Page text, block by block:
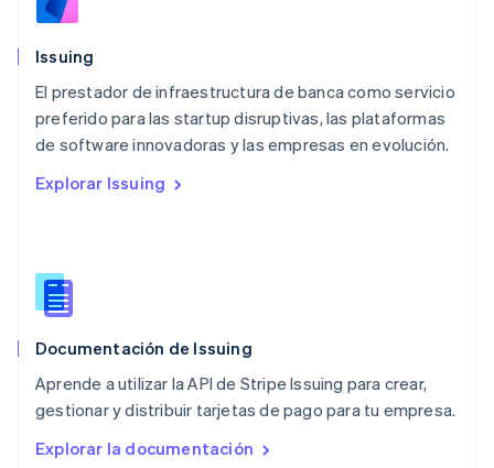
Issuing
El prestador de infraestructura de banca como servicio
preferido para las startup disruptivas, las plataformas
de software innovadoras y las empresas en evolución.
Explorar Issuing
Documentación de Issuing
Aprende a utilizar la API de Stripe Issuing para crear,
gestionar y distribuir tarjetas de pago para tu empresa.
Explorar la documentación
Español
English
Nueva Zelanda
English
Nederlands English
Português
RAE de Hong Kong, China
Reino Unido
República Checa
English
English